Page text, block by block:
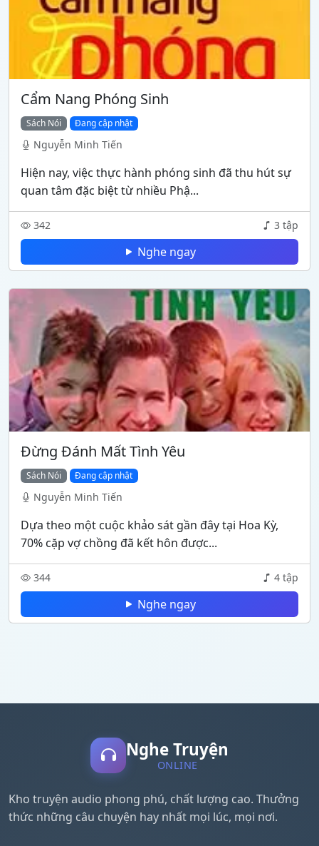
Cẩm Nang Phóng Sinh
Sách Nói Đang cập nhật
Nguyễn Minh Tiến
Hiện nay, việc thực hành phóng sinh đã thu hút sự
quan tâm đặc biệt từ nhiều Phậ...
342 3 tập
Nghe ngay
Đừng Đánh Mất Tình Yêu
Sách Nói Đang cập nhật
Nguyễn Minh Tiến
Dựa theo một cuộc khảo sát gần đây tại Hoa Kỳ,
70% cặp vợ chồng đã kết hôn được...
344 4 tập
Nghe ngay
Nghe Truyện
ONLINE
Kho truyện audio phong phú, chất lượng cao. Thưởng
thức những câu chuyện hay nhất mọi lúc, mọi nơi.